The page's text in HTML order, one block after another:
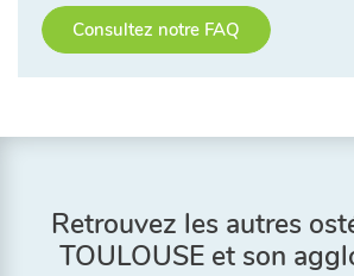
Consultez notre FAQ
Retrouvez les autres
TOULOUSE et son